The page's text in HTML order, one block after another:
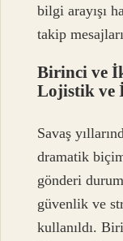
bilgi arayışı
takip
Birinci ve
Lojistik ve
Savaş
dramatik
gönderi
güvenlik ve
kullanıldı.